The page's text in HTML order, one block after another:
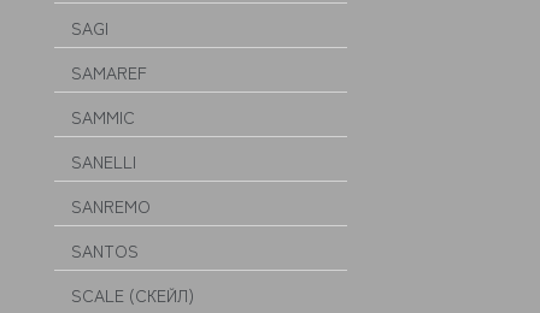
SAGI
SAMAREF
SAMMIC
SANELLI
SANREMO
SANTOS
SCALE (СКЕЙЛ)